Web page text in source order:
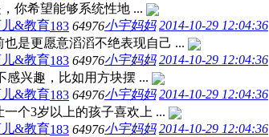
你希望能够系统性地 ...
&教育183 64976小宇妈妈 2014-10-29 12:04:36
是更愿意滔滔不绝表现自己 ...
&教育183 64976小宇妈妈 2014-10-29 12:04:36
感兴趣，比如用方块摆 ...
&教育183 64976小宇妈妈 2014-10-29 12:04:36
个3岁以上的孩子喜欢上 ...
&教育183 64976小宇妈妈 2014-10-29 12:04:36